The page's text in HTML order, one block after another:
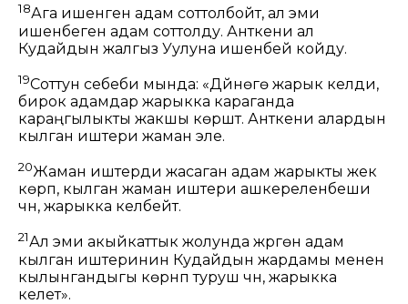
18Ага ишенген адам соттолбойт, ал эми
ишенбеген адам соттолду. Анткени ал
Кудайдын жалгыз Уулуна ишенбей койду.
19Соттун себеби мында: «Дүйнөгө жарык келди,
бирок адамдар жарыкка караганда
караңгылыкты жакшы көрүштү. Анткени алардын
кылган иштери жаман эле.
20Жаман иштерди жасаган адам жарыкты жек
көрүп, кылган жаман иштери ашкереленбеши
үчүн, жарыкка келбейт.
21Ал эми акыйкаттык жолунда жүргөн адам
кылган иштеринин Кудайдын жардамы менен
кылынгандыгы көрүнүп туруш үчүн, жарыкка
келет».